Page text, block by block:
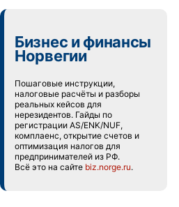
Бизнес и финансы
Норвегии
Пошаговые инструкции,
налоговые расчёты и разборы
реальных кейсов для
нерезидентов. Гайды по
регистрации AS/ENK/NUF,
комплаенс, открытие счетов и
оптимизация налогов для
предпринимателей из РФ.
Всё это на сайте biz.norge.ru.